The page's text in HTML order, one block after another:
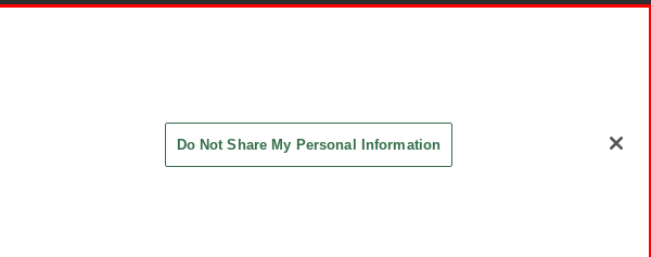
Do Not Share My Personal Information